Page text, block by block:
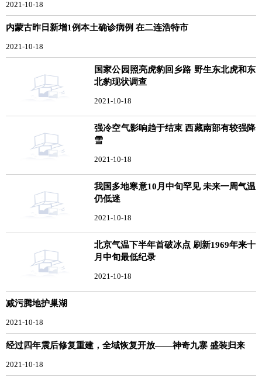
2021-10-18
内蒙古昨日新增1例本土确诊病例 在二连浩特市
2021-10-18
国家公园照亮虎豹回乡路 野生东北虎和东
北豹现状调查
2021-10-18
强冷空气影响趋于结束 西藏南部有较强降
雪
2021-10-18
我国多地寒意10月中旬罕见 未来一周气温
仍低迷
2021-10-18
北京气温下半年首破冰点 刷新1969年来十
月中旬最低纪录
2021-10-18
减污腾地护巢湖
2021-10-18
经过四年震后修复重建，全域恢复开放——神奇九寨 盛装归来
2021-10-18